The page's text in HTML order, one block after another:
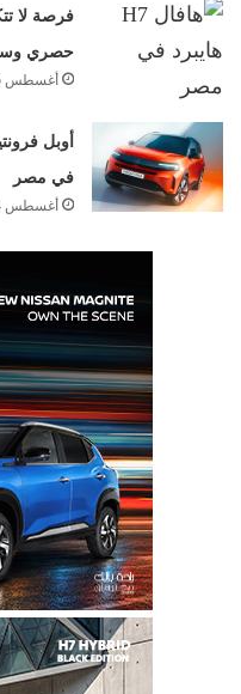
حصري
أغسطس 5, 2026
في مصر
أغسطس 4, 2026